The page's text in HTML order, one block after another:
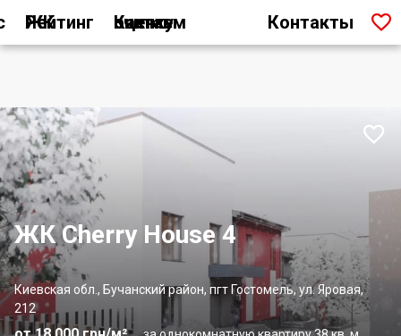
Рейтинг ЖК Как мы считаем оценку Контакты 
ЖК Cherry House 4
Киевская обл., Бучанский район, пгт Гостомель, ул. Яровая,
212
